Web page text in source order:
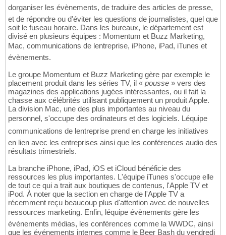
dorganiser les évènements, de traduire des articles de presse,
et de répondre ou d'éviter les questions de journalistes, quel que
soit le fuseau horaire. Dans les bureaux, le département est
divisé en plusieurs équipes : Momentum et Buzz Marketing,
Mac, communications de lentreprise, iPhone, iPad, iTunes et
évènements.
Le groupe Momentum et Buzz Marketing gère par exemple le
placement produit dans les séries TV, il « pousse » vers des
magazines des applications jugées intéressantes, ou il fait la
chasse aux célébrités utilisant publiquement un produit Apple.
La division Mac, une des plus importantes au niveau du
personnel, s'occupe des ordinateurs et des logiciels. Léquipe
communications de lentreprise prend en charge les initiatives
en lien avec les entreprises ainsi que les conférences audio des
résultats trimestriels.
La branche iPhone, iPad, iOS et iCloud bénéficie des
ressources les plus importantes. L'équipe iTunes s'occupe elle
de tout ce qui a trait aux boutiques de contenus, l'Apple TV et
iPod. À noter que la section en charge de l'Apple TV a
récemment reçu beaucoup plus d'attention avec de nouvelles
ressources marketing. Enfin, léquipe évènements gère les
événements médias, les conférences comme la WWDC, ainsi
que les événements internes comme le Beer Bash du vendredi